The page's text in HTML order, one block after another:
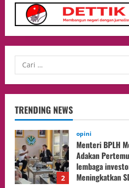
TRENDING NEWS
Culture
Pengadilan
Selesaikan 25
WNI di Johor
2
Adakan
3
Health
Aliyuddin: Anak
Harus
Menjaga Nama
05/08/2026